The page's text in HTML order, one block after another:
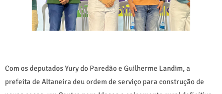
Com os deputados Yury do Paredão e Guilherme Landim, a
prefeita de Altaneira deu ordem de serviço para construção de